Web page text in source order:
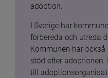
adoption.
I Sverige har
förbereda och utreda
Kommunen har
stöd efter
till